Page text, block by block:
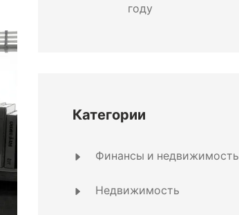
году
Категории
Финансы и недвижимость
Недвижимость